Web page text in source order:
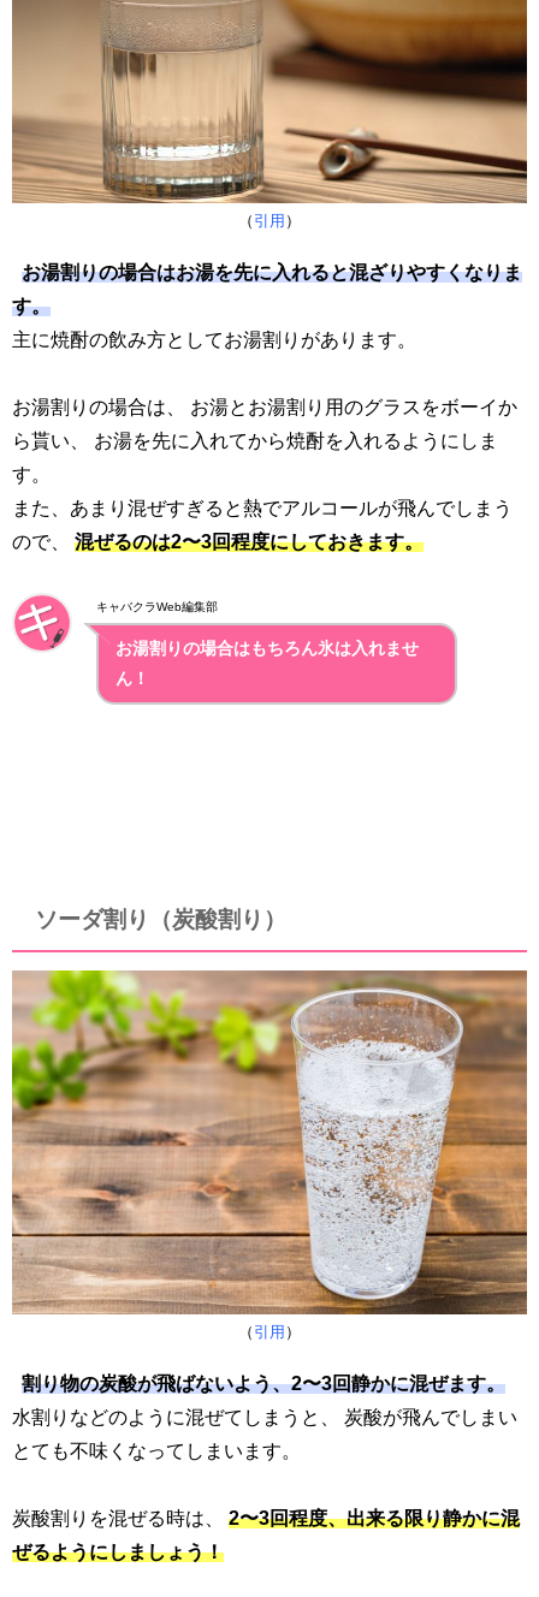
（ 引用 ）
お湯割りの場合はお湯を先に入れると混ざりやすくなりま
す。
主に焼酎の飲み方としてお湯割りがあります。
お湯割りの場合は、 お湯とお湯割り用のグラスをボーイか
ら貰い、 お湯を先に入れてから焼酎を入れるようにしま
す。
また、あまり混ぜすぎると熱でアルコールが飛んでしまう
ので、 混ぜるのは2〜3回程度にしておきます。
キャバクラWeb編集部
お湯割りの場合はもちろん氷は入れませ
ん！
ソーダ割り（炭酸割り）
（ 引用 ）
割り物の炭酸が飛ばないよう、2〜3回静かに混ぜます。
水割りなどのように混ぜてしまうと、 炭酸が飛んでしまい
とても不味くなってしまいます。
炭酸割りを混ぜる時は、 2〜3回程度、出来る限り静かに混
ぜるようにしましょう！